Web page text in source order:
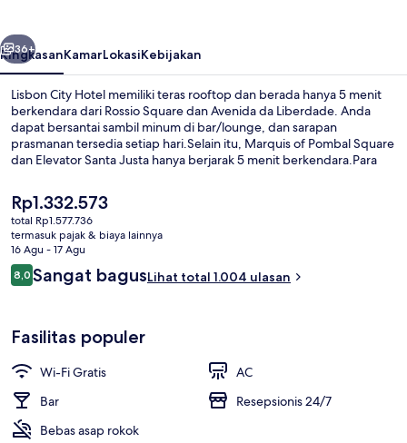
Berikutnya
36+
RingkasanKamarLokasiKebijakan
Lisbon City Hotel memiliki teras rooftop dan berada hanya 5 menit
berkendara dari Rossio Square dan Avenida da Liberdade. Anda
dapat bersantai sambil minum di bar/lounge, dan sarapan
prasmanan tersedia setiap hari.Selain itu, Marquis of Pombal Square
dan Elevator Santa Justa hanya berjarak 5 menit berkendara.Para
transportasi umum: Stasiun Anjos berjarak 2 menit dan
Pemberhentian R. Maria Andrade berjarak 2 menit.
Harga
saat
ini
Rp1.332.573
Rp1.332.573
total Rp1.577.736
termasuk pajak & biaya lainnya
16 Agu - 17 Agu
Ulasan
8,08,0 dari 10
Sangat bagusLihat total 1.004 ulasan
Fasilitas populer
Wi-Fi Gratis
AC
Bar
Resepsionis 24/7
Bebas asap rokok